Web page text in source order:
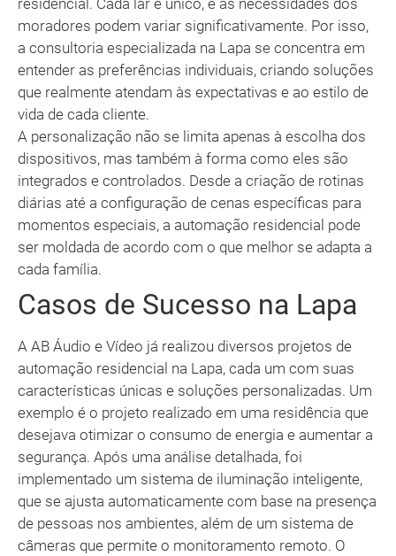
residencial. Cada lar é único, e as necessidades dos
moradores podem variar significativamente. Por isso,
a consultoria especializada na Lapa se concentra em
entender as preferências individuais, criando soluções
que realmente atendam às expectativas e ao estilo de
vida de cada cliente.
A personalização não se limita apenas à escolha dos
dispositivos, mas também à forma como eles são
integrados e controlados. Desde a criação de rotinas
diárias até a configuração de cenas específicas para
momentos especiais, a automação residencial pode
ser moldada de acordo com o que melhor se adapta a
cada família.
Casos de Sucesso na Lapa
A AB Áudio e Vídeo já realizou diversos projetos de
automação residencial na Lapa, cada um com suas
características únicas e soluções personalizadas. Um
exemplo é o projeto realizado em uma residência que
desejava otimizar o consumo de energia e aumentar a
segurança. Após uma análise detalhada, foi
implementado um sistema de iluminação inteligente,
que se ajusta automaticamente com base na presença
de pessoas nos ambientes, além de um sistema de
câmeras que permite o monitoramento remoto. O